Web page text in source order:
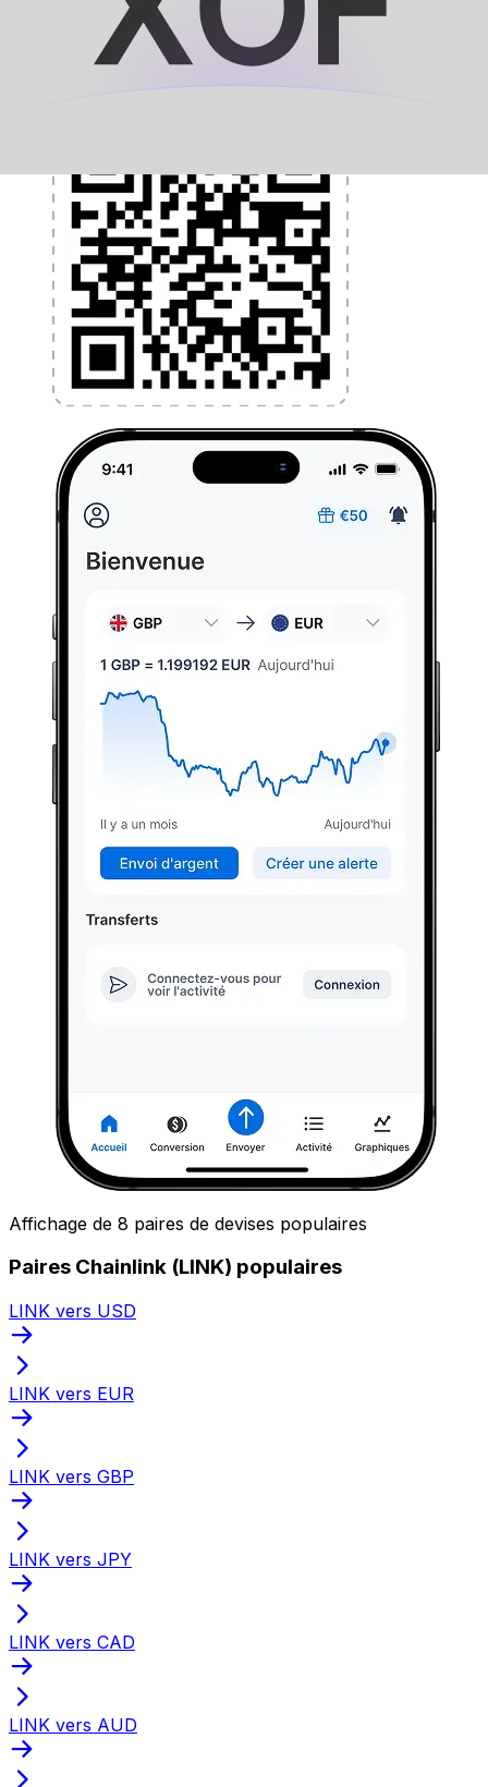
l'application dès aujourd'hui !
Affichage de 8 paires de devises populaires
Paires Chainlink (LINK) populaires
LINK vers USD
LINK vers EUR
LINK vers GBP
LINK vers JPY
LINK vers CAD
LINK vers AUD